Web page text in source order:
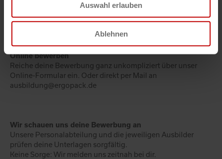
Auswahl erlauben
Ablehnen
Der Bewerbungsprozess:
Online bewerben
Reiche deine Bewerbung ganz unkompliziert über unser
Online-Formular ein. Oder direkt per Mail an
ausbildung@ergopack.de
Wir schauen uns deine Bewerbung an
Unsere Personalabteilung und die jeweiligen Ausbilder
prüfen deine Unterlagen sorgfältig.
Keine Sorge: Wir melden uns zeitnah bei dir.